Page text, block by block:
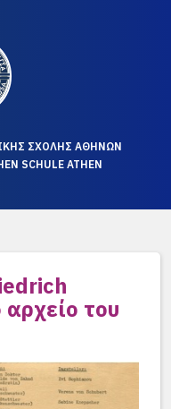
ΣΧΟΛΗΣ ΑΘΗΝΩΝ
SCHULE ATHEN
του